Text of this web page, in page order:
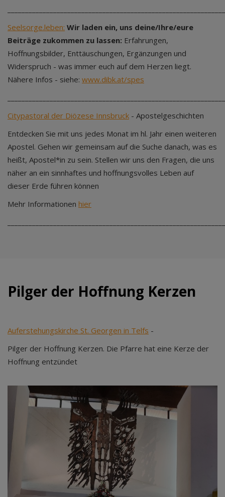
Seelsorge.leben: Wir laden ein, uns deine/Ihre/eure
Beiträge zukommen zu lassen: Erfahrungen,
Hoffnungsbilder, Enttäuschungen, Ergänzungen und
Widerspruch - was immer euch auf dem Herzen liegt.
Nähere Infos - siehe: www.dibk.at/spes
Citypastoral der Diözese Innsbruck - Apostelgeschichten
Entdecken Sie mit uns jedes Monat im hl. Jahr einen weiteren
Apostel. Gehen wir gemeinsam auf die Suche danach, was es
heißt, Apostel*in zu sein. Stellen wir uns den Fragen, die uns
näher an ein sinnhaftes und hoffnungsvolles Leben auf
dieser Erde führen können
Mehr Informationen hier
Pilger der Hoffnung Kerzen
Auferstehungskirche St. Georgen in Telfs -
Pilger der Hoffnung Kerzen. Die Pfarre hat eine Kerze der
Hoffnung entzündet